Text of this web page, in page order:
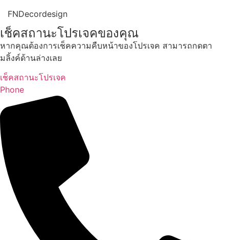
FNDecordesign
เช็คสถานะโปรเจคของคุณ
หากคุณต้องการเช็คความคืบหน้าของโปรเจค สามารถกดตา
มลิ้งค์ด้านล่างเลย
เช็คสถานะโปรเจค
Phone